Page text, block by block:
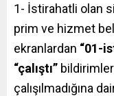
1- İstirahatli olan
prim ve hizmet
ekranlardan “01-
“çalıştı”
çalışılmadığına